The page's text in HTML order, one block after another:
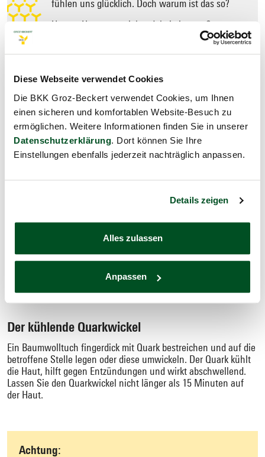
Diese Webseite verwendet Cookies
Die BKK Groz-Beckert verwendet Cookies, um Ihnen
einen sicheren und komfortablen Website-Besuch zu
ermöglichen. Weitere Informationen finden Sie in unserer
Datenschutzerklärung. Dort können Sie Ihre
Einstellungen ebenfalls jederzeit nachträglich anpassen.
Details zeigen
Alles zulassen
Anpassen
fühlen uns glücklich. Doch warum ist das so?
Unsere Hormone spielen dabei eine große
Rolle. Je mehr Sonne wir tanken, desto
weniger Melatonin wird in unserem Körper
aktiv macht.
Sonnenschutz nicht vergessen
Während wir uns draußen aufhalten, sollten wir den
oder spezielle UV-abweisende Textilien – es gibt einige
Möglichkeiten, um einen Sonnenbrand zu vermeiden.
Sonnenbrand, was nun?
Hat es uns doch einmal erwischt, können wir dem
Sonnenbrand mit einem natürlichen Hausmittel auf die Pelle
Der kühlende Quarkwickel
Ein Baumwolltuch fingerdick mit Quark bestreichen und auf die
betroffene Stelle legen oder diese umwickeln. Der Quark kühlt
die Haut, hilft gegen Entzündungen und wirkt abschwellend.
Lassen Sie den Quarkwickel nicht länger als 15 Minuten auf
der Haut.
Achtung: